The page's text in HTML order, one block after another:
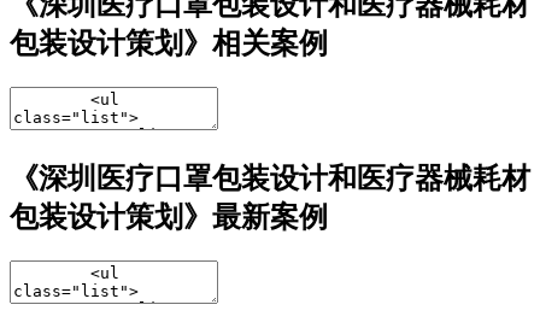
包装设计策划》相关案例
《深圳医疗口罩包装设计和医疗器械耗材
包装设计策划》最新案例